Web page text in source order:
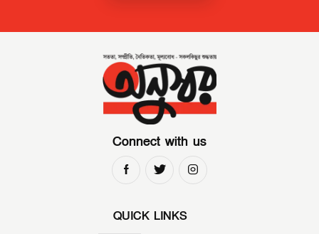
Connect with us
QUICK LINKS